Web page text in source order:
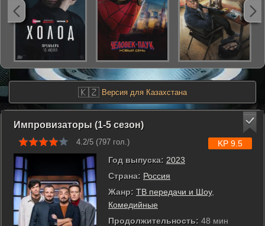
🇰🇿 Версия для Казахстана
Импровизаторы (1-5 сезон)
4.2/5 (797 гол.)
Год выпуска: 2023
Страна: Россия
Жанр: ТВ передачи и Шоу,
Комедийные
Продолжительность: 48 мин
KP 9.5